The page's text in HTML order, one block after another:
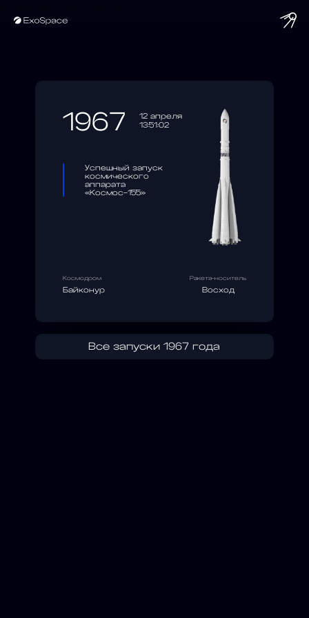
1967
12 апреля
13:51:02
Успешный запуск
космического
аппарата
«Космос-155»
Космодром
Байконур
Ракета-носитель
Восход
Все запуски 1967 года